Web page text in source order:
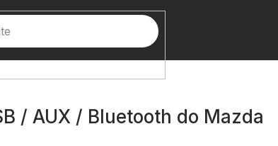
/ AUX / Bluetooth do Mazda